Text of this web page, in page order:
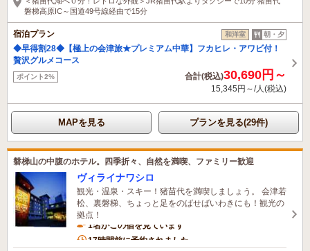
磐梯高原IC～国道49号線経由で15分
宿泊プラン 和洋室 朝・夕
◆早得割28◆【極上の会津旅★プレミアム中華】フカヒレ・アワビ付！
贅沢グルメコース
ポイント2% 合計(税込)30,690円～
15,345円～/人(税込)
MAPを見る プランを見る(29件)
磐梯山の中腹のホテル。四季折々、自然を満喫、ファミリー歓迎
ヴィライナワシロ
観光・温泉・スキー！猪苗代を満喫しましょう。 会津若
松、裏磐梯、ちょっと足をのばせばいわきにも！観光の
拠点！
1名がこの宿を見ています
17時間前に予約されました